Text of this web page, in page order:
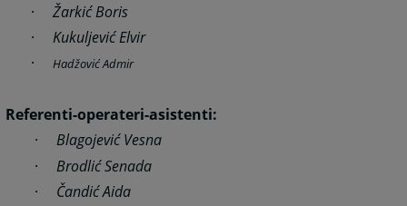
·Žarkić Boris
·Kukuljević Elvir
·Hadžović Admir
Referenti-operateri-asistenti:
·Blagojević Vesna
·Brodlić Senada
· Čandić Aida